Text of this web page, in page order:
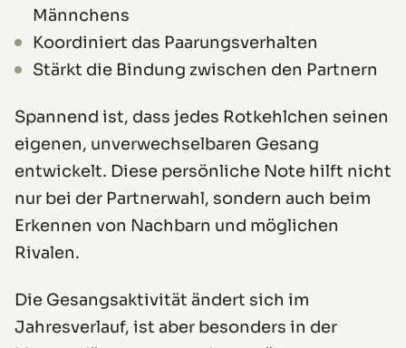
Männchens
Koordiniert das Paarungsverhalten
Stärkt die Bindung zwischen den Partnern
Spannend ist, dass jedes Rotkehlchen seinen
eigenen, unverwechselbaren Gesang
entwickelt. Diese persönliche Note hilft nicht
nur bei der Partnerwahl, sondern auch beim
Erkennen von Nachbarn und möglichen
Rivalen.
Die Gesangsaktivität ändert sich im
Jahresverlauf, ist aber besonders in der